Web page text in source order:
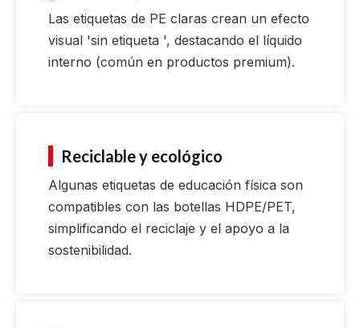
Las etiquetas de PE claras crean un efecto
visual 'sin etiqueta ', destacando el líquido
interno (común en productos premium).
Reciclable y ecológico
Algunas etiquetas de educación física son
compatibles con las botellas HDPE/PET,
simplificando el reciclaje y el apoyo a la
sostenibilidad.